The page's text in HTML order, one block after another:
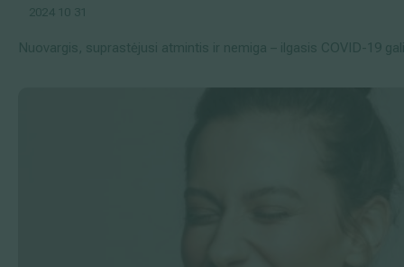
2024 10 31
Nuovargis, suprastėjusi atmintis ir nemiga – ilgasis COVID-19